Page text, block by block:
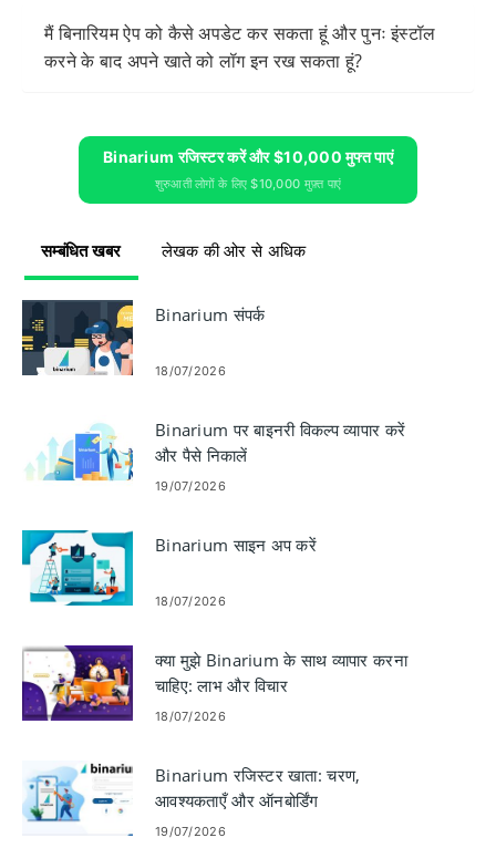
मैं बिनारियम ऐप को कैसे अपडेट कर सकता हूं और पुनः इंस्टॉल
करने के बाद अपने खाते को लॉग इन रख सकता हूं?
Binarium रजिस्टर करें और $10,000 मुफ्त पाएं
शुरुआती लोगों के लिए $10,000 मुफ़्त पाएं
सम्बंधित खबर लेखक की ओर से अधिक
Binarium संपर्क
18/07/2026
Binarium पर बाइनरी विकल्प व्यापार करें
और पैसे निकालें
19/07/2026
Binarium साइन अप करें
18/07/2026
क्या मुझे Binarium के साथ व्यापार करना
चाहिए: लाभ और विचार
18/07/2026
Binarium रजिस्टर खाता: चरण,
आवश्यकताएँ और ऑनबोर्डिंग
19/07/2026